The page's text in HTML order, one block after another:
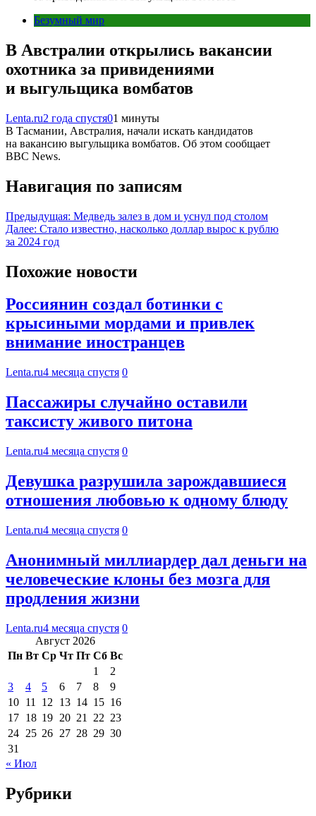
Безумный мир
В Австралии открылись вакансии
охотника за привидениями
и выгульщика вомбатов
Lenta.ru2 года спустя01 минуты
В Тасмании, Австралия, начали искать кандидатов
на вакансию выгульщика вомбатов. Об этом сообщает
BBC News.
Навигация по записям
Предыдущая: Медведь залез в дом и уснул под столом
Далее: Стало известно, насколько доллар вырос к рублю
за 2024 год
Похожие новости
Россиянин создал ботинки с
крысиными мордами и привлек
внимание иностранцев
Lenta.ru4 месяца спустя 0
Пассажиры случайно оставили
таксисту живого питона
Lenta.ru4 месяца спустя 0
Девушка разрушила зарождавшиеся
отношения любовью к одному блюду
Lenta.ru4 месяца спустя 0
Анонимный миллиардер дал деньги на
человеческие клоны без мозга для
продления жизни
Lenta.ru4 месяца спустя 0
Август 2026
Пн Вт Ср Чт Пт Сб Вс
1
2
3
4 5 6 7 8
9
10 11 12 13 14 15 16
17 18 19 20 21 22 23
24 25 26 27 28 29 30
31
« Июл
Рубрики